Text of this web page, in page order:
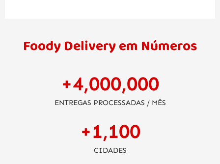
Foody Delivery em Números
ENTREGAS PROCESSADAS / MÊS
+4,000,000
CIDADES
+1,100